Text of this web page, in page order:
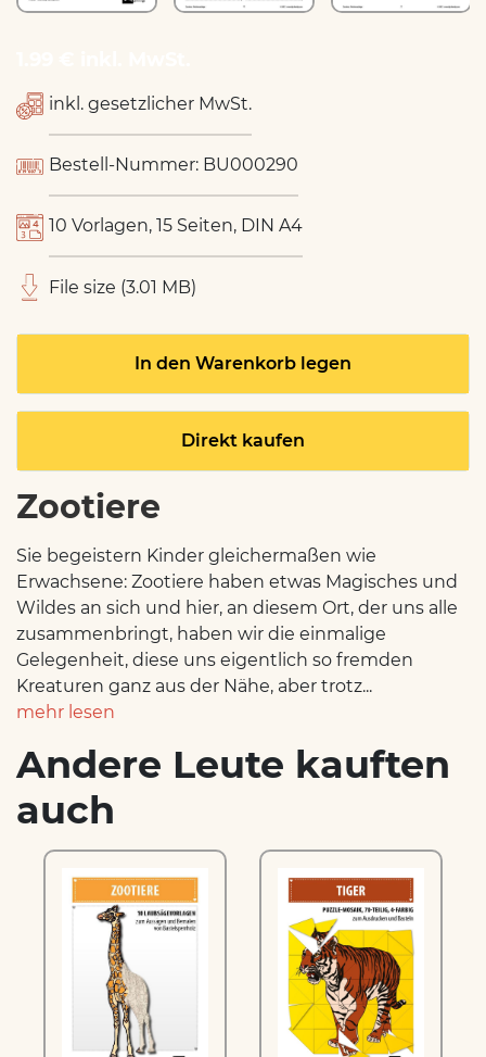
inkl. gesetzlicher MwSt.
Bestell-Nummer: BU000290
10 Vorlagen, 15 Seiten, DIN A4
File size (3.01 MB)
In den Warenkorb legen
Direkt kaufen
Zootiere
Sie begeistern Kinder gleichermaßen wie
Erwachsene: Zootiere haben etwas Magisches und
Wildes an sich und hier, an diesem Ort, der uns alle
zusammenbringt, haben wir die einmalige
Gelegenheit, diese uns eigentlich so fremden
Kreaturen ganz aus der Nähe, aber trotz...
mehr lesen
Andere Leute kauften
auch